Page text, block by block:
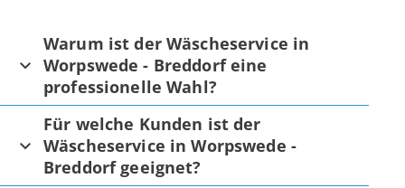
Warum ist der Wäscheservice in
Worpswede - Breddorf eine
professionelle Wahl?
Für welche Kunden ist der
Wäscheservice in Worpswede -
Breddorf geeignet?